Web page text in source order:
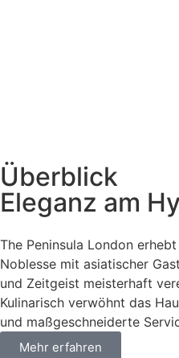
Überblick
Eleganz am
The Peninsula London
Noblesse mit asiatischer
und Zeitgeist meisterhaft
Kulinarisch verwöhnt das
und maßgeschneiderte
Mehr erfahren